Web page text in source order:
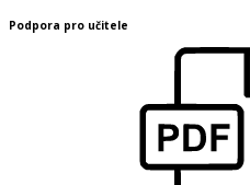
Podpora pro učitele